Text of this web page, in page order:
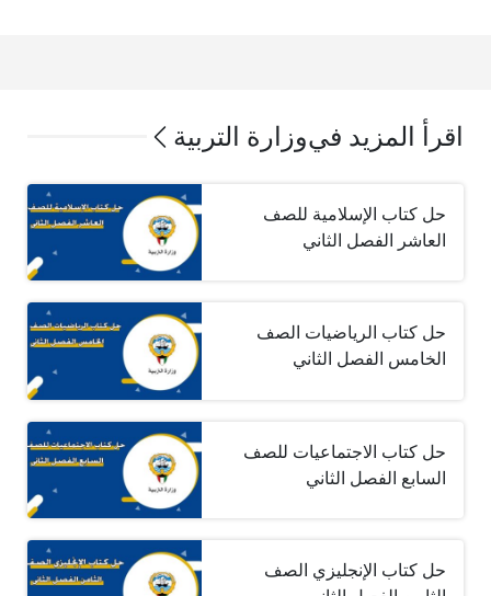
اقرأ المزيد فيوزارة التربية
حل كتاب الإسلامية للصف
العاشر الفصل الثاني
حل كتاب الرياضيات الصف
الخامس الفصل الثاني
حل كتاب الاجتماعيات للصف
السابع الفصل الثاني
حل كتاب الإنجليزي الصف